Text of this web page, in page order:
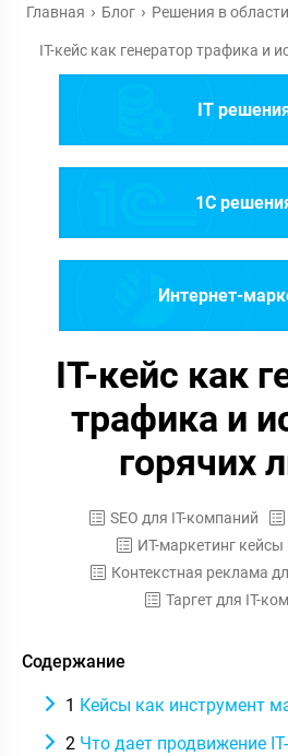
Главная Блог Решения в
IT-кейс как генератор трафика и
IT
1C
Интернет-
IT-кейс как
трафика и
горячих
SEO для IT-компаний
ИТ-маркетинг кейсы
Контекстная реклама
Таргет для IT-
Содержание
1 Кейсы как инструмент
2 Что дает продвижение